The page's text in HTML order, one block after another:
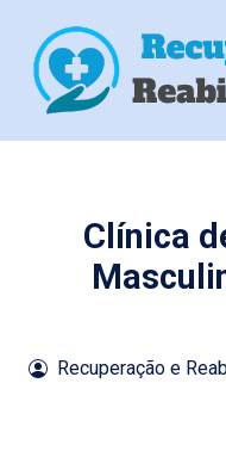
Clínica
Recuperação e